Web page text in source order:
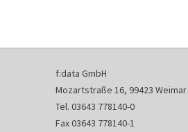
f:data GmbH
Mozartstraße 16, 99423 Weimar
Tel. 03643 778140-0
Fax 03643 778140-1